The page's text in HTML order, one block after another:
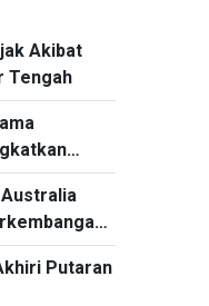
Akibat
Tengah
Putaran